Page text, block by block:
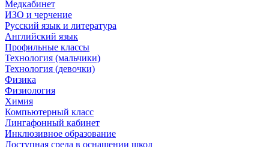
Медкабинет
ИЗО и черчение
Русский язык и литература
Английский язык
Профильные классы
Технология (мальчики)
Технология (девочки)
Физика
Физиология
Химия
Компьютерный класс
Лингафонный кабинет
Инклюзивное образование
Доступная среда в оснащении школ